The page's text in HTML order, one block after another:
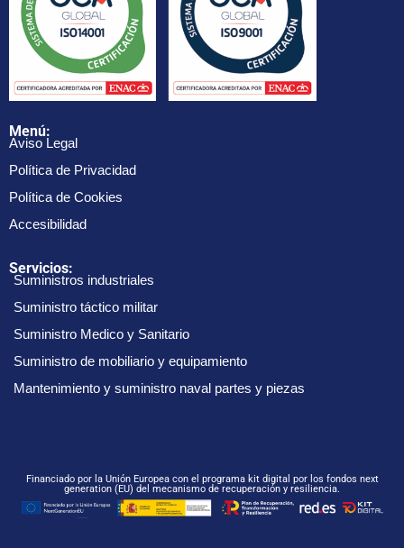
Menú:
Aviso Legal
Política de Privacidad
Política de Cookies
Accesibilidad
Servicios:
Suministros industriales
Suministro táctico militar
Suministro Medico y Sanitario
Suministro de mobiliario y equipamiento
Mantenimiento y suministro naval partes y piezas
Financiado por la Unión Europea con el programa kit digital por los fondos next
generation (EU) del mecanismo de recuperación y resiliencia.